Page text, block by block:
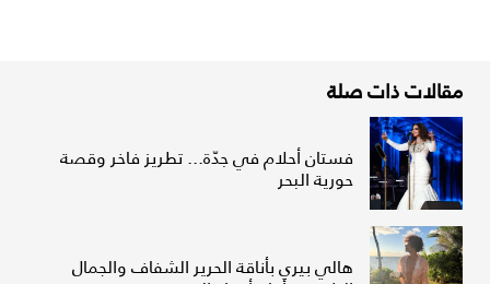
مقالات ذات صلة
فستان أحلام في جدّة... تطريز فاخر وقصة
حورية البحر
هالي بيري بأناقة الحرير الشفاف والجمال